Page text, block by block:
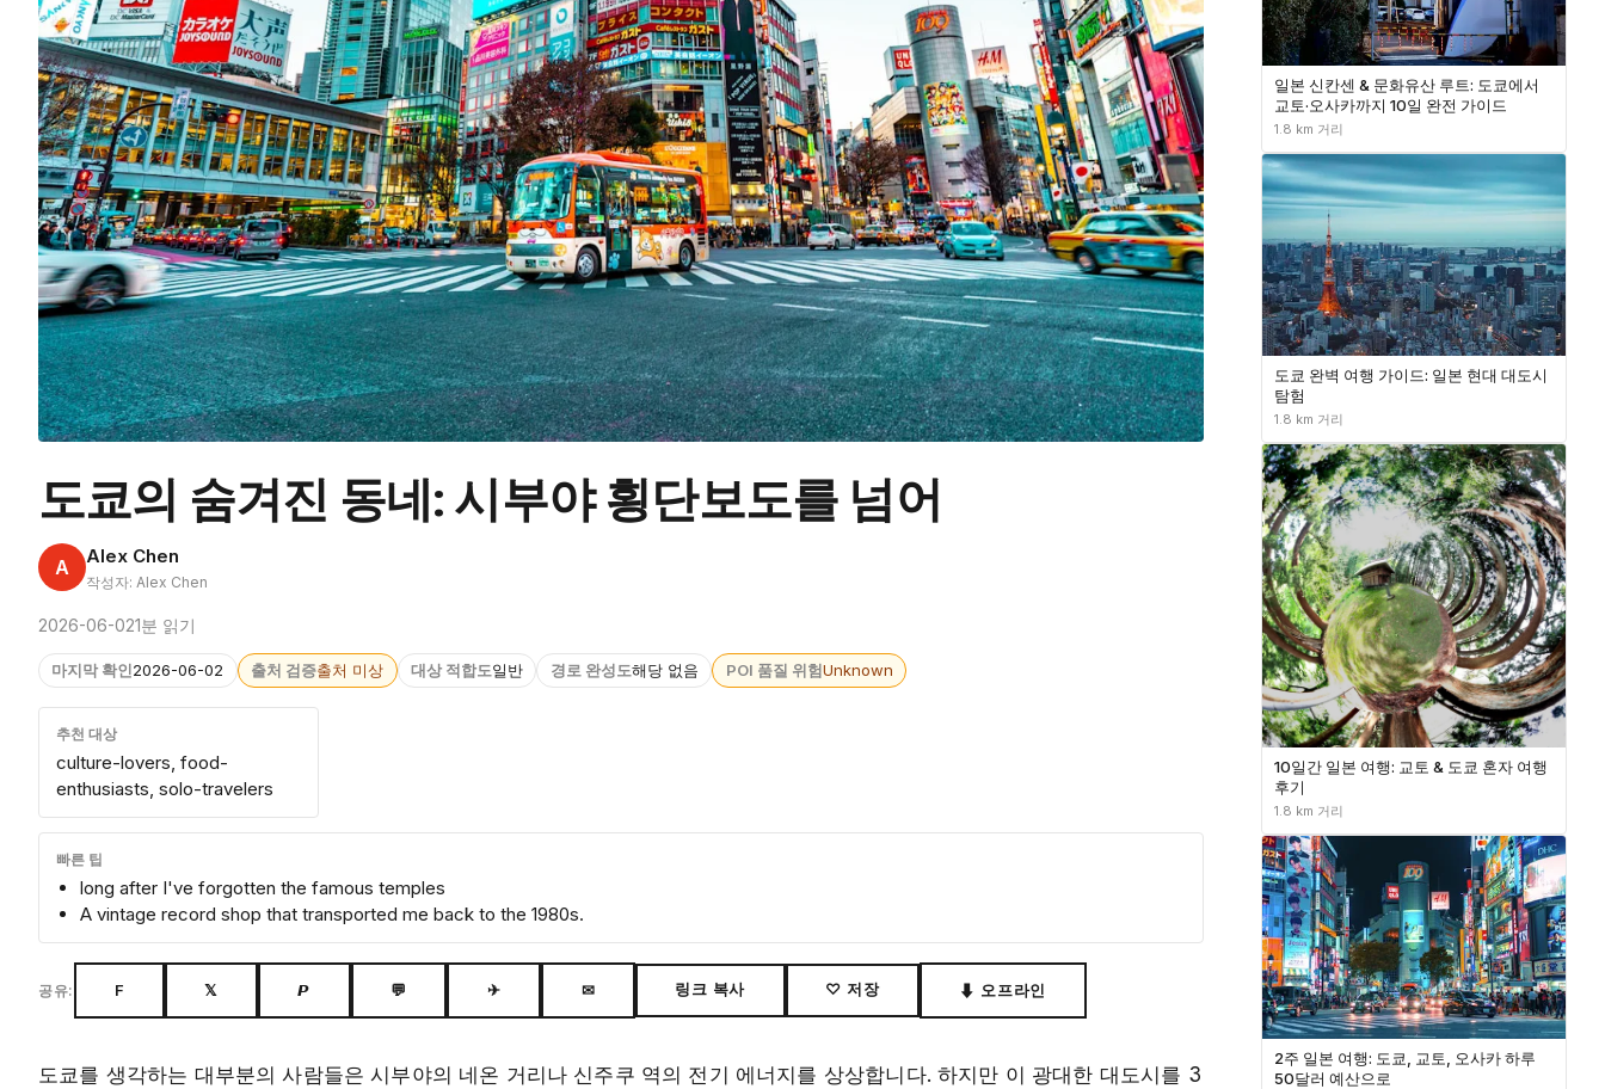
도쿄의 숨겨진 동네: 시부야 횡단보도를 넘어
A Alex Chen
작성자: Alex Chen
2026-06-021분 읽기
마지막 확인2026-06-02 출처 검증출처 미상 대상 적합도일반 경로 완성도해당 없음 POI 품질 위험Unknown
추천 대상
culture-lovers, food-
enthusiasts, solo-travelers
빠른 팁
long after I've forgotten the famous temples
A vintage record shop that transported me back to the 1980s.
공유: F 𝕏 𝙋 💬 ✈ ✉ 링크 복사 ♡ 저장 ⬇ 오프라인
도쿄를 생각하는 대부분의 사람들은 시부야의 네온 거리나 신주쿠 역의 전기 에너지를 상상합니다. 하지만 이 광대한 대도시를 3
일본 신칸센 & 문화유산 루트: 도쿄에서
교토·오사카까지 10일 완전 가이드
1.8 km 거리
도쿄 완벽 여행 가이드: 일본 현대 대도시
탐험
1.8 km 거리
10일간 일본 여행: 교토 & 도쿄 혼자 여행
후기
1.8 km 거리
2주 일본 여행: 도쿄, 교토, 오사카 하루
50달러 예산으로